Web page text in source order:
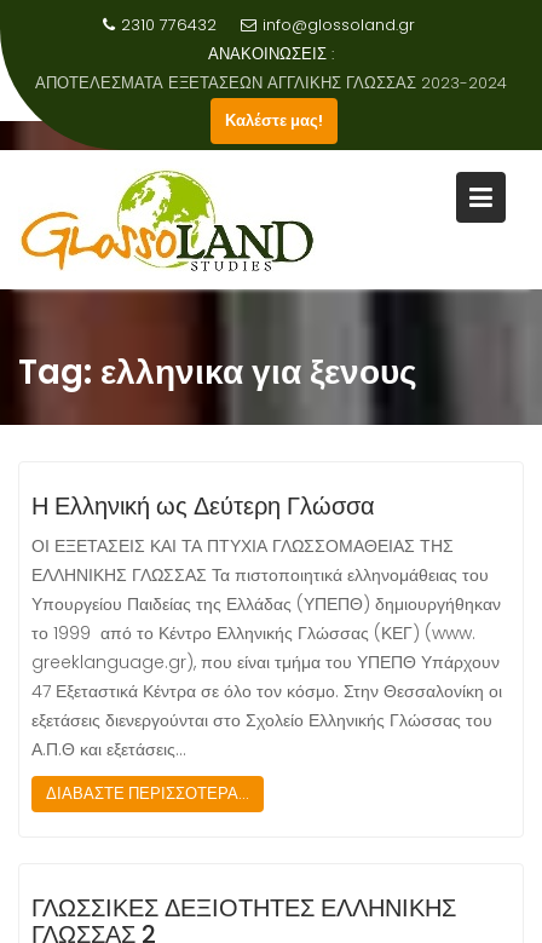
2310 776432
info@glossoland.gr
ΑΝΑΚΟΙΝΩΣΕΙΣ :
ΑΠΟΤΕΛΕΣΜΑΤΑ ΕΞΕΤΑΣΕΩΝ ΑΓΓΛΙΚΗΣ ΓΛΩΣΣΑΣ 2023-2024
Καλέστε μας!
Tag: ελληνικα για ξενους
Η Ελληνική ως Δεύτερη Γλώσσα
ΟΙ ΕΞΕΤΑΣΕΙΣ ΚΑΙ ΤΑ ΠΤΥΧΙΑ ΓΛΩΣΣΟΜΑΘΕΙΑΣ ΤΗΣ
ΕΛΛΗΝΙΚΗΣ ΓΛΩΣΣΑΣ Τα πιστοποιητικά ελληνομάθειας του
Υπουργείου Παιδείας της Ελλάδας (ΥΠΕΠΘ) δημιουργήθηκαν
το 1999 από το Κέντρο Ελληνικής Γλώσσας (ΚΕΓ) (www.
greeklanguage.gr), που είναι τμήμα του ΥΠΕΠΘ Υπάρχουν
47 Εξεταστικά Κέντρα σε όλο τον κόσμο. Στην Θεσσαλονίκη οι
εξετάσεις διενεργούνται στο Σχολείο Ελληνικής Γλώσσας του
Α.Π.Θ και εξετάσεις…
ΔΙΑΒΑΣΤΕ ΠΕΡΙΣΣΟΤΕΡΑ...
ΓΛΩΣΣΙΚΕΣ ΔΕΞΙΟΤΗΤΕΣ ΕΛΛΗΝΙΚΗΣ
ΓΛΩΣΣΑΣ 2